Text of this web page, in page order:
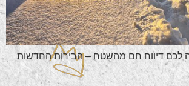
לכם דיווח חם מהשטח – הבירות החדשות